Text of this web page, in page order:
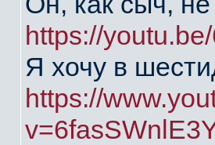
https://
Я хочу в
https://